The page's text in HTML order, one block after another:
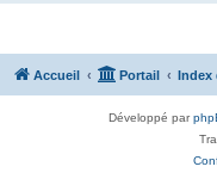
Accueil Portail Index
Développé par